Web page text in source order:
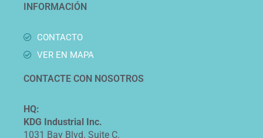
INFORMACIÓN
CONTACTO
VER EN MAPA
CONTACTE CON NOSOTROS
HQ:
KDG Industrial Inc.
1031 Bay Blvd. Suite C.